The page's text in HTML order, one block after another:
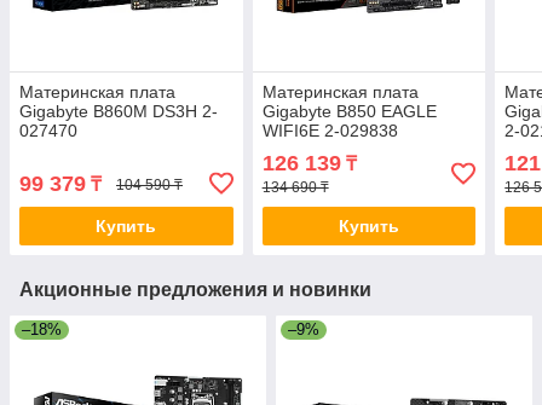
Материнская плата
Gigabyte B860M DS3H 2-
027470
99 379 ₸ 104 590 ₸
Купить
Материнская плата
Gigabyte B850 EAGLE
WIFI6E 2-029838
126 139₸
134 690 ₸
Купить
2-
126
Акционные предложения и новинки
–18% –9%